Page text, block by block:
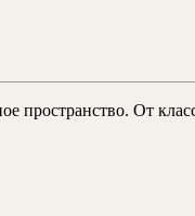
пространство. От